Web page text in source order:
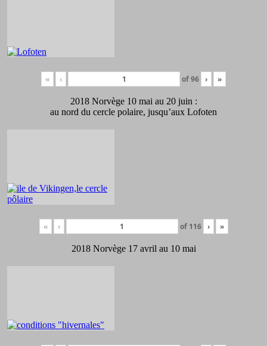
« ‹ of96 › »
2018 Norvège 10 mai au 20 juin :
au nord du cercle polaire, jusqu’aux Lofoten
« ‹ of 116 › »
2018 Norvège 17 avril au 10 mai